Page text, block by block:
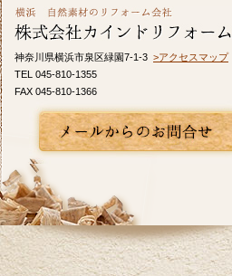
をアップ致しましたのでご覧ください。カ
インドリフォームではお見積り・ご相談を
無料で行っております。お気軽にお問い合
わせください。
いよいよ梅雨入りですね。憂鬱な季節だか
らこそ、お家の中では快適に過ごしたいも
のです。横浜市I区T様邸のキッチンリフォー
ム事例をアップ致しましたのでご覧くださ
い。カインドリフォームではお見積り・ご
相談を無料で行っております。お気軽にお
問い合わせください。
2026/05/27
神奈川県横浜市泉区緑園7-1-3 >アクセスマップ
TEL 045-810-1355
FAX 045-810-1366